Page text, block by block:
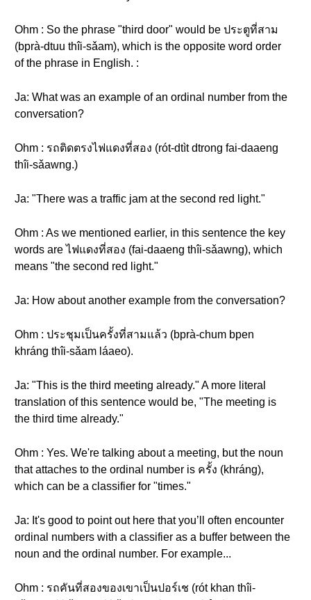
Ohm : So the phrase "third door" would be ประตูที่สาม
(bprà-dtuu thîi-sǎam), which is the opposite word order
of the phrase in English. :
Ja: What was an example of an ordinal number from the
conversation?
Ohm : รถติดตรงไฟแดงที่สอง (rót-dtìt dtrong fai-daaeng
thîi-sǎawng.)
Ja: "There was a traffic jam at the second red light."
Ohm : As we mentioned earlier, in this sentence the key
words are ไฟแดงที่สอง (fai-daaeng thîi-sǎawng), which
means "the second red light."
Ja: How about another example from the conversation?
Ohm : ประชุมเป็นครั้งที่สามแล้ว (bprà-chum bpen
khráng thîi-sǎam láaeo).
Ja: "This is the third meeting already." A more literal
translation of this sentence would be, "The meeting is
the third time already."
Ohm : Yes. We're talking about a meeting, but the noun
that attaches to the ordinal number is ครั้ง (khráng),
which can be a classifier for "times."
Ja: It's good to point out here that you’ll often encounter
ordinal numbers with a classifier as a buffer between the
noun and the ordinal number. For example...
Ohm : รถคันที่สองของเขาเป็นปอร์เช (rót khan thîi-